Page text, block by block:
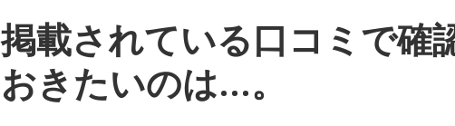
掲載されている口コミで確
おきたいのは…。